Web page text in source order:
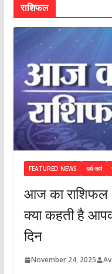
राशिफल
FEATURED NEWS धर्म-कर्म
आज का राशिफल
क्या कहती है
दिन
November 24, 2025